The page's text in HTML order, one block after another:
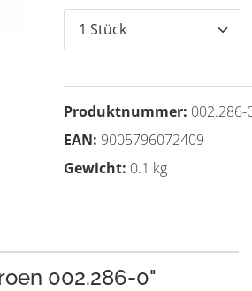
Produktnummer: 002.286-
EAN: 9005796072409
Gewicht: 0.1 kg
002.286-0"